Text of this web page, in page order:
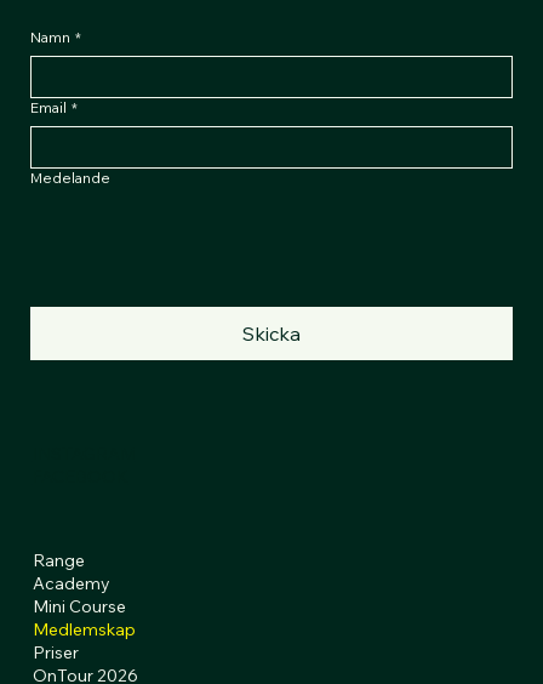
Range
Academy
Mini Course
Medlemskap
Priser
OnTour 2026
Namn *
Email *
Medelande
Skicka